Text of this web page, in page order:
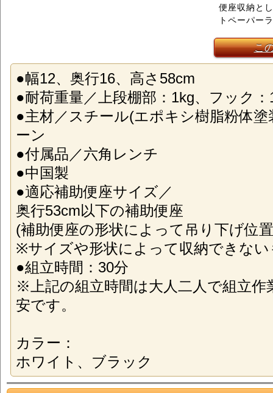
便座収納と
トペーパー
こ
●幅12、奥行16、高さ58cm
●耐荷重量／上段棚部：1kg、フック：
●主材／スチール(エポキシ樹脂粉体
ーン
●付属品／六角レンチ
●中国製
●適応補助便座サイズ／
奥行53cm以下の補助便座
(補助便座の形状によって吊り下げ位
※サイズや形状によって収納できな
●組立時間：30分
※上記の組立時間は大人二人で組立作
安です。
カラー：
ホワイト、ブラック